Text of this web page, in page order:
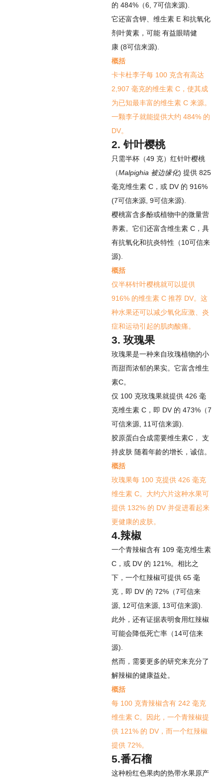
的 484%（6 7可信来源).
它还富含钾、维生素 E 和抗氧化
剂叶黄素，可能 有益眼睛健
康 (8可信来源).
概括
卡卡杜李子每 100 克含有高达
2,907 毫克的维生素 C，使其成
为已知最丰富的维生素 C 来源。
一颗李子就能提供大约 484% 的
DV。
2. 针叶樱桃
只需半杯（49 克）红针叶樱桃
（Malpighia 被边缘化) 提供 825
毫克维生素 C，或 DV 的 916%
(7可信来源 9可信来源).
樱桃富含多酚或植物中的微量营
养素。它们还富含维生素 C，具
有抗氧化和抗炎特性（10可信来
源).
概括
仅半杯针叶樱桃就可以提供
916% 的维生素 C 推荐 DV。这
种水果还可以减少氧化应激、炎
症和运动引起的肌肉酸痛。
3. 玫瑰果
玫瑰果是一种来自玫瑰植物的小
而甜而浓郁的果实。它富含维生
素C。
仅 100 克玫瑰果就提供 426 毫
克维生素 C，即 DV 的 473%（7
可信来源 11可信来源).
胶原蛋白合成需要维生素C， 支
持皮肤 随着年龄的增长，诚信。
概括
玫瑰果每 100 克提供 426 毫克
维生素 C。大约六片这种水果可
提供 132% 的 DV 并促进看起来
更健康的皮肤。
4.辣椒
一个青辣椒含有 109 毫克维生素
C，或 DV 的 121%。相比之
下，一个红辣椒可提供 65 毫
克，即 DV 的 72%（7可信来
源 12可信来源 13可信来源).
此外，还有证据表明食用红辣椒
可能会降低死亡率（14可信来
源).
然而，需要更多的研究来充分了
解辣椒的健康益处。
概括
每 100 克青辣椒含有 242 毫克
维生素 C。因此，一个青辣椒提
供 121% 的 DV，而一个红辣椒
提供 72%。
5.番石榴
这种粉红色果肉的热带水果原产